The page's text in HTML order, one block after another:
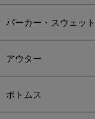
パーカー・スウェット
アウター
ボトムス